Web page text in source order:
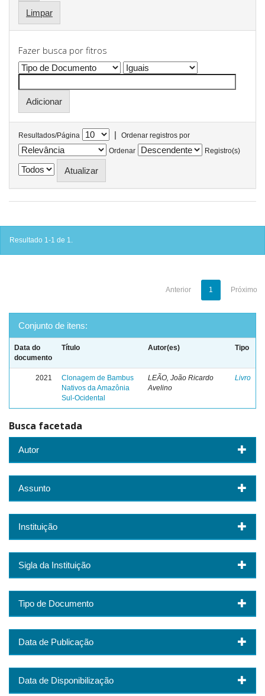
Limpar
Fazer busca por fitros
Resultados/Página |
Ordenar registros por
Ordenar
Registro(s)
Resultado 1-1 de 1.
Anterior 1 Próximo
Conjunto de itens:
Data do
documento
Título Autor(es) Tipo
2021
Clonagem de Bambus
Nativos da Amazônia
Sul-Ocidental
LEÃO, João Ricardo
Avelino
Livro
Busca facetada
Autor
Assunto
Instituição
Sigla da Instituição
Tipo de Documento
Data de Publicação
Data de Disponibilização